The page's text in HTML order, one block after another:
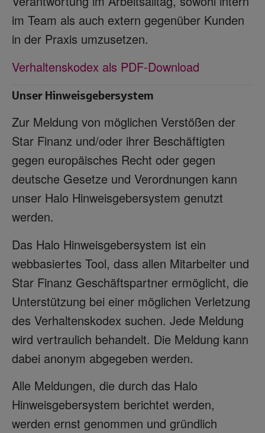
im Team als auch extern gegenüber Kunden
in der Praxis umzusetzen.
Verhaltenskodex als PDF-Download
Unser Hinweisgebersystem
Zur Meldung von möglichen Verstößen der
Star Finanz und/oder ihrer Beschäftigten
gegen europäisches Recht oder gegen
deutsche Gesetze und Verordnungen kann
unser Halo Hinweisgebersystem genutzt
werden.
Das Halo Hinweisgebersystem ist ein
webbasiertes Tool, dass allen Mitarbeiter und
Star Finanz Geschäftspartner ermöglicht, die
Unterstützung bei einer möglichen Verletzung
des Verhaltenskodex suchen. Jede Meldung
wird vertraulich behandelt. Die Meldung kann
dabei anonym abgegeben werden.
Alle Meldungen, die durch das Halo
Hinweisgebersystem berichtet werden,
werden ernst genommen und gründlich